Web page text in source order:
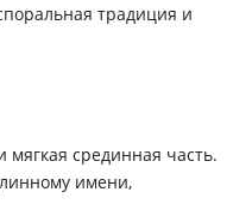
традиция и
срединная часть.
имени,